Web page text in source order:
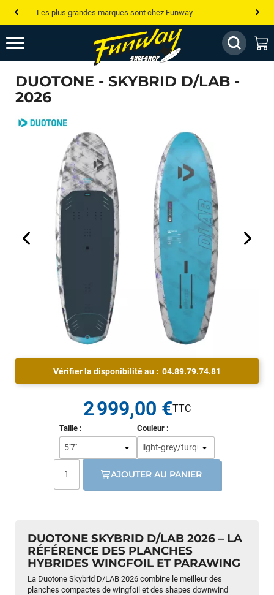
Les plus grandes marques sont chez Funway
Jusqu’à -75% de remise sur le windsurf, wingfoil, etc...
💰 Meilleur prix garanti — Moins cher ailleurs ? On s’aligne !
Besoin de conseils de pro ? Appelle nous !
DUOTONE - SKYBRID D/LAB -
2026
DUOTONE SKYBRID D/LAB 2026 – LA
RÉFÉRENCE DES PLANCHES
HYBRIDES WINGFOIL ET PARAWING
La Duotone Skybrid D/LAB 2026 combine le meilleur des
planches compactes de wingfoil et des shapes downwind
Vérifier la disponibilité au : 04.89.79.74.81
Taille : Couleur :
2 999,00 €
AJOUTER AU PANIER